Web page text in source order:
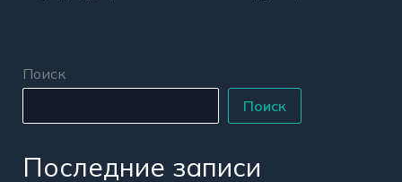
Поиск
Поиск
Последние записи